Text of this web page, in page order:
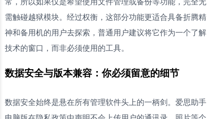
需触碰越狱模块。经过权衡，这部分功能更适合具备折腾精
神和备用机的用户去探索，普通用户建议将它作为一个了解
技术的窗口，而非必须使用的工具。
数据安全与版本兼容：你必须留意的细节
数据安全始终是悬在所有管理软件头上的一柄剑。爱思助手